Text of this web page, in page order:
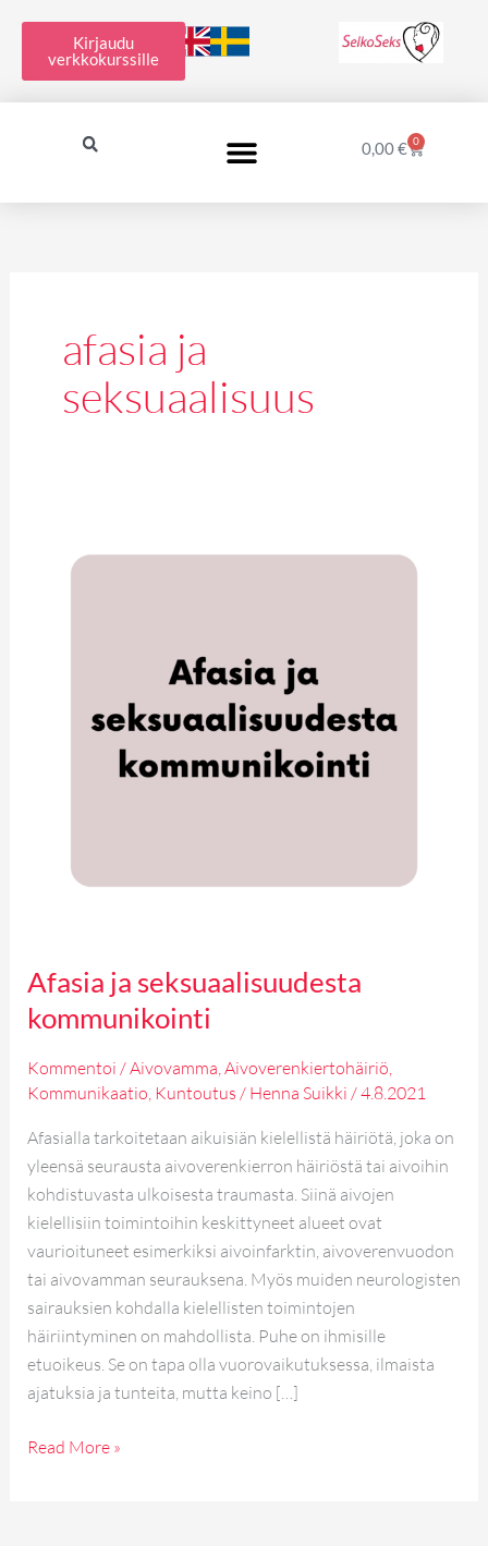
Kirjaudu
verkkokurssille
0,00€ 0
Cart
afasia ja
seksuaalisuus
Afasia ja seksuaalisuudesta
kommunikointi
Kommentoi /Aivovamma Aivoverenkiertohäiriö
Kommunikaatio Kuntoutus / Henna Suikki /4.8.2021
Afasialla tarkoitetaan aikuisiän kielellistä häiriötä, joka on
yleensä seurausta aivoverenkierron häiriöstä tai aivoihin
kohdistuvasta ulkoisesta traumasta. Siinä aivojen
kielellisiin toimintoihin keskittyneet alueet ovat
vaurioituneet esimerkiksi aivoinfarktin, aivoverenvuodon
tai aivovamman seurauksena. Myös muiden neurologisten
sairauksien kohdalla kielellisten toimintojen
häiriintyminen on mahdollista. Puhe on ihmisille
etuoikeus. Se on tapa olla vuorovaikutuksessa, ilmaista
ajatuksia ja tunteita, mutta keino […]
seksuaalisuudesta
Read More »